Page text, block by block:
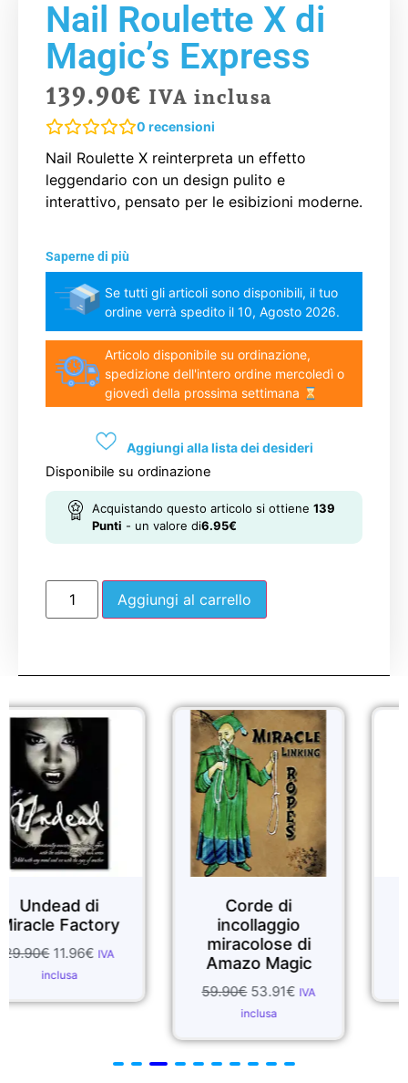
Nail Roulette X di
Magic’s Express
139.90€ IVA inclusa
0 recensioni
Nail Roulette X reinterpreta un effetto
leggendario con un design pulito e
interattivo, pensato per le esibizioni moderne.
Saperne di più
Se tutti gli articoli sono disponibili, il tuo
ordine verrà spedito il 10, Agosto 2026.
Articolo disponibile su ordinazione,
spedizione dell'intero ordine mercoledì o
giovedì della prossima settimana
Aggiungi alla lista dei desideri
Disponibile su ordinazione
Acquistando questo articolo si ottiene 139
Punti - un valore di6.95€
Aggiungi al carrello
€ IVA
incollaggio
miracolose di
Amazo Magic
53.91€ IVA